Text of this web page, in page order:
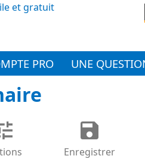
et gratuit
PRO UNE
Enregistrer